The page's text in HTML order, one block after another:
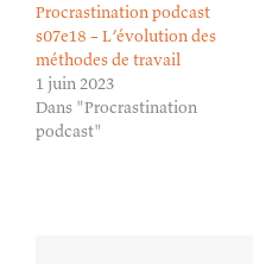
Procrastination podcast
s07e18 – L’évolution des
méthodes de travail
1 juin 2023
Dans "Procrastination
podcast"